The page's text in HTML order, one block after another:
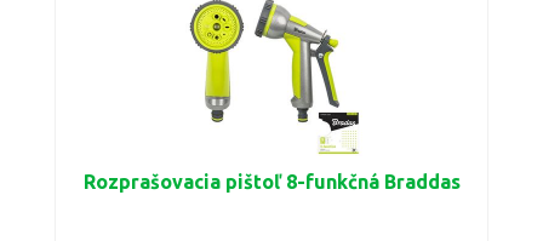
Rozprašovacia pištoľ 8-funkčná Braddas